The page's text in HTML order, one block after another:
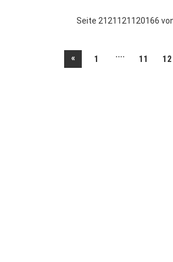
Seite 2121121120166
« 1 .... 11 12